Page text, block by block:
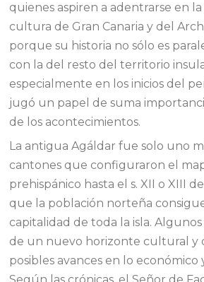
quienes aspiren a adentrarse en la
cultura de Gran Canaria y del
porque su historia no sólo es
con la del resto del territorio
especialmente en los inicios del
jugó un papel de suma
de los acontecimientos.
La antigua Agáldar fue solo uno
cantones que configuraron el
prehispánico hasta el s. XII o XIII
que la población norteña
capitalidad de toda la isla.
de un nuevo horizonte cultural y
posibles avances en lo económico